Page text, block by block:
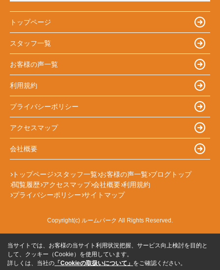
トップページ
スタッフ一覧
お客様の声一覧
利用規約
プライバシーポリシー
アクセスマップ
会社概要
トップページ スタッフ一覧 お客様の声一覧 ブログトップ
閲覧履歴 アクセスマップ 会社概要 利用規約
プライバシーポリシー サイトマップ
Copyright(c) ルームパーク All Rights Reserved.
当サイトでは、お客様の当サイト利用状況把握、サービス向上検討を目的と
して、クッキー（Cookie）を使用しています。
詳しくは、当社の 「Cookieの取扱いについて」 をご確認ください。